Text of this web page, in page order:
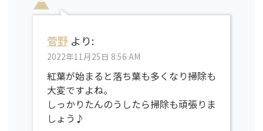
菅野 より:
2022年11月25日 8:56 AM
紅葉が始まると落ち葉も多くなり掃除も
大変ですよね。
しっかりたんのうしたら掃除も頑張りま
しょう♪